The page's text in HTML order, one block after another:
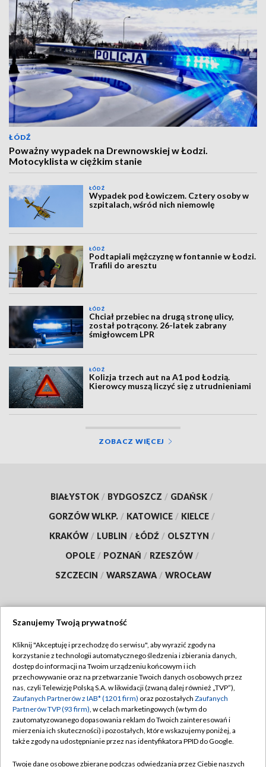
ŁÓDŹ
Poważny wypadek na Drewnowskiej w Łodzi.
Motocyklista w ciężkim stanie
ŁÓDŹ
Wypadek pod Łowiczem. Cztery osoby w
szpitalach, wśród nich niemowlę
ŁÓDŹ
Podtapiali mężczyznę w fontannie w Łodzi.
Trafili do aresztu
ŁÓDŹ
Chciał przebiec na drugą stronę ulicy,
został potrącony. 26-latek zabrany
śmigłowcem LPR
ŁÓDŹ
Kolizja trzech aut na A1 pod Łodzią.
Kierowcy muszą liczyć się z utrudnieniami
ZOBACZ WIĘCEJ
BIAŁYSTOK / BYDGOSZCZ / GDAŃSK /
GORZÓW WLKP. / KATOWICE / KIELCE /
KRAKÓW / LUBLIN / ŁÓDŹ / OLSZTYN /
OPOLE / POZNAŃ / RZESZÓW /
SZCZECIN / WARSZAWA / WROCŁAW
TVP
Abonament TVP
Emisja w TVP
Centrum informacji TVP
Naziemna Telewizja Cyfrowa
Regulamin TVP
Polityka prywatności
Moje zgody
Pomoc
Szanujemy Twoją prywatność
Kliknij "Akceptuję i przechodzę do serwisu", aby wyrazić zgody na
korzystanie z technologii automatycznego śledzenia i zbierania danych,
dostęp do informacji na Twoim urządzeniu końcowym i ich
przechowywanie oraz na przetwarzanie Twoich danych osobowych przez
nas, czyli Telewizję Polską S.A. w likwidacji (zwaną dalej również „TVP”),
Zaufanych Partnerów z IAB* (1201 firm) oraz pozostałych Zaufanych
Partnerów TVP (93 firm), w celach marketingowych (w tym do
zautomatyzowanego dopasowania reklam do Twoich zainteresowań i
mierzenia ich skuteczności) i pozostałych, które wskazujemy poniżej, a
także zgody na udostępnianie przez nas identyfikatora PPID do Google.
Twoje dane osobowe zbierane podczas odwiedzania przez Ciebie naszych